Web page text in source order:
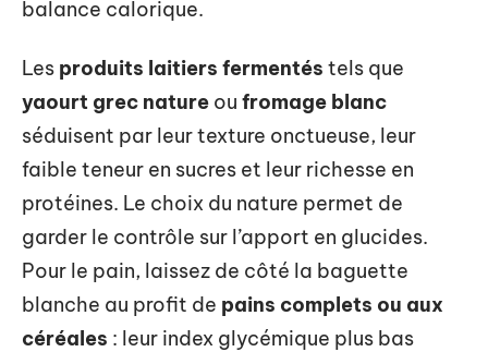
balance calorique.
Les produits laitiers fermentés tels que
yaourt grec nature ou fromage blanc
séduisent par leur texture onctueuse, leur
faible teneur en sucres et leur richesse en
protéines. Le choix du nature permet de
garder le contrôle sur l’apport en glucides.
Pour le pain, laissez de côté la baguette
blanche au profit de pains complets ou aux
céréales : leur index glycémique plus bas